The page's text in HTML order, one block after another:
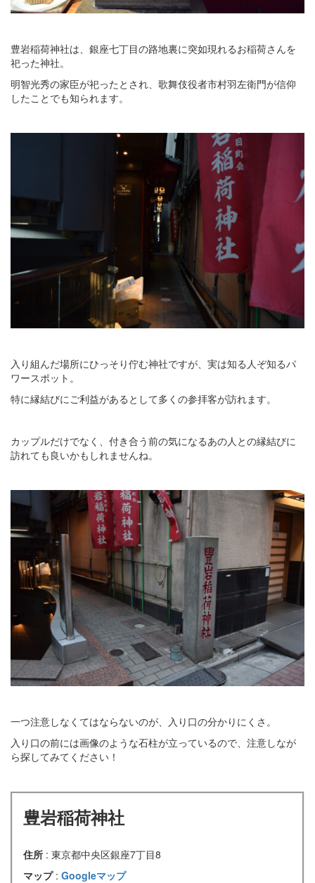
豊岩稲荷神社は、銀座七丁目の路地裏に突如現れるお稲荷さんを
祀った神社。
明智光秀の家臣が祀ったとされ、歌舞伎役者市村羽左衛門が信仰
したことでも知られます。
入り組んだ場所にひっそり佇む神社ですが、実は知る人ぞ知るパ
ワースポット。
特に縁結びにご利益があるとして多くの参拝客が訪れます。
カップルだけでなく、付き合う前の気になるあの人との縁結びに
訪れても良いかもしれませんね。
一つ注意しなくてはならないのが、入り口の分かりにくさ。
入り口の前には画像のような石柱が立っているので、注意しなが
ら探してみてください！
豊岩稲荷神社
住所 : 東京都中央区銀座7丁目8
マップ : Googleマップ